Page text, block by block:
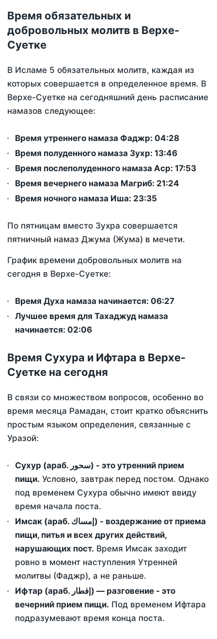
Время обязательных и
добровольных молитв в Верхе-
Суетке
В Исламе 5 обязательных молитв, каждая из
которых совершается в определенное время. В
Верхе-Суетке на сегодняшний день расписание
намазов следующее:
Время утреннего намаза Фаджр: 04:28
Время полуденного намаза Зухр: 13:46
Время послеполуденного намаза Аср: 17:53
Время вечернего намаза Магриб: 21:24
Время ночного намаза Иша: 23:35
По пятницам вместо Зухра совершается
пятничный намаз Джума (Жума) в мечети.
График времени добровольных молитв на
сегодня в Верхе-Суетке:
Время Духа намаза начинается: 06:27
Лучшее время для Тахаджуд намаза
начинается: 02:06
Время Сухура и Ифтара в Верхе-
Суетке на сегодня
В связи со множеством вопросов, особенно во
время месяца Рамадан, стоит кратко объяснить
простым языком определения, связанные с
Уразой:
Сухур (араб. سحور) - это утренний прием
пищи. Условно, завтрак перед постом. Однако
под временем Сухура обычно имеют ввиду
время начала поста.
Имсак (араб. إمساك) - воздержание от приема
пищи, питья и всех других действий,
нарушающих пост. Время Имсак заходит
ровно в момент наступления Утренней
молитвы (Фаджр), а не раньше.
Ифтар (араб. إفطار) — разговение - это
вечерний прием пищи. Под временем Ифтара
подразумевают время конца поста.